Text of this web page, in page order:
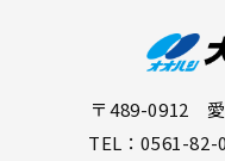
〒489-0912 愛
TEL：0561-82-